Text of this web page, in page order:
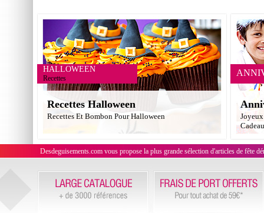
HALLOWEEN
Recettes
Recettes Halloween
Recettes Et Bombon Pour Halloween
Desdeguisements.com vous propose la plus grande sélection d'articles de fête